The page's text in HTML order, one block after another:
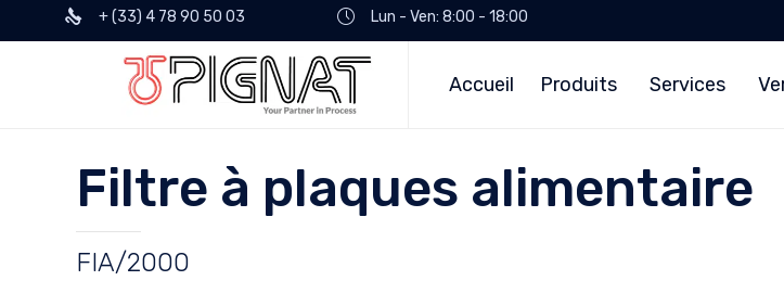
+ (33) 4 78 90 50 03 Lun - Ven: 8:00 - 18:00
Accueil Produits Services
Filtre à plaques alimentaire
FIA/2000